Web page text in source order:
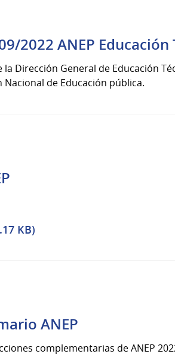
2022 ANEP
Dirección General de Educación
de Educación pública.
KB)
ANEP
complementarias de ANEP